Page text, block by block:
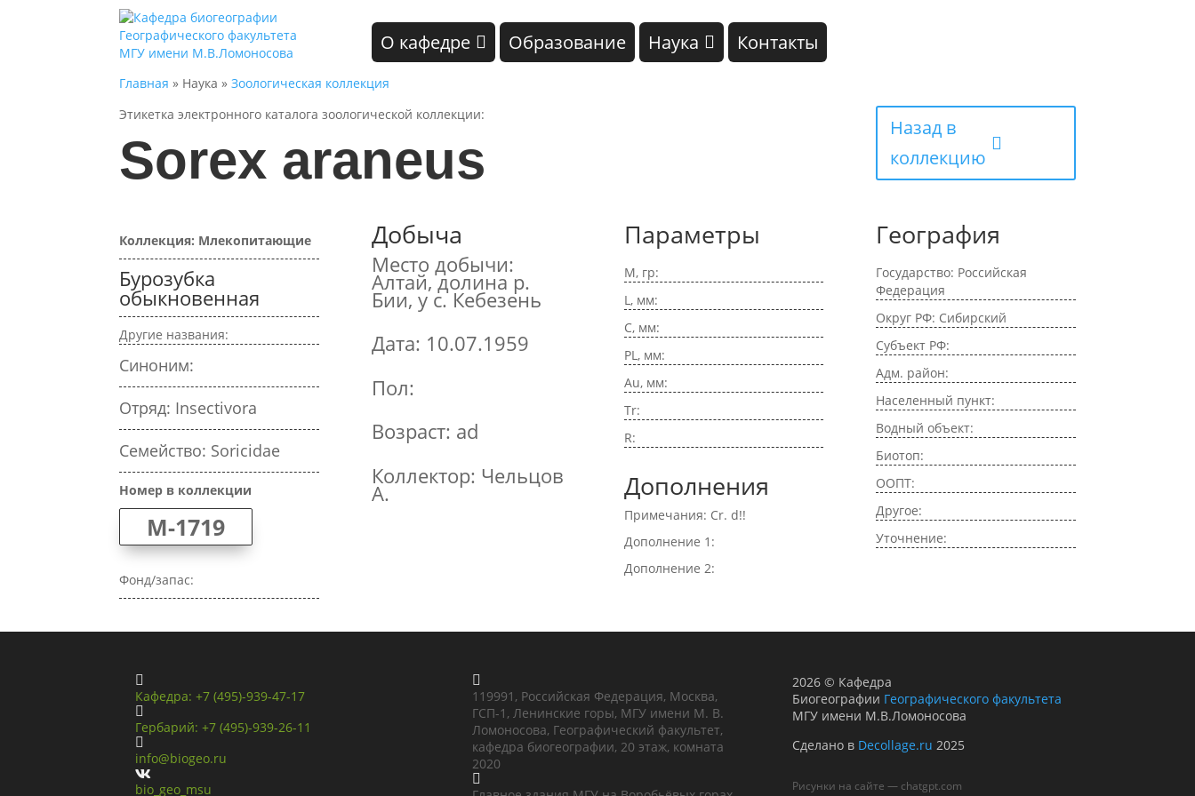
О кафедре Образование Наука Контакты
Главная » Наука »Зоологическая коллекция
Этикетка электронного каталога зоологической коллекции:
Sorex araneus
Назад в
коллекцию
Коллекция: Млекопитающие
Бурозубка
обыкновенная
Другие названия:
Синоним:
Отряд: Insectivora
Семейство: Soricidae
Номер в коллекции
M-1719
Фонд/запас:
Добыча
Место добычи:
Алтай, долина р.
Бии, у с. Кебезень
Дата: 10.07.1959
Пол:
Возраст: ad
Коллектор: Чельцов
А.
Параметры
M, гр:
L, мм:
C, мм:
PL, мм:
Au, мм:
Tr:
R:
Дополнения
Примечания: Cr. d!!
Дополнение 1:
Дополнение 2:
География
Государство: Российская
Федерация
Округ РФ: Сибирский
Субъект РФ:
Адм. район:
Населенный пункт:
Водный объект:
Биотоп:
ООПТ:
Другое:
Уточнение:

Кафедра: +7 (495)-939-47-17

Гербарий: +7 (495)-939-26-11

info@biogeo.ru

bio_geo_msu

119991, Российская Федерация, Москва,
ГСП-1, Ленинские горы, МГУ имени М. В.
Ломоносова, Географический факультет,
кафедра биогеографии, 20 этаж, комната
2020

2026 © Кафедра
Биогеографии Географического факультета
МГУ имени М.В.Ломоносова
Сделано в Decollage.ru 2025
Рисунки на сайте — chatgpt.com